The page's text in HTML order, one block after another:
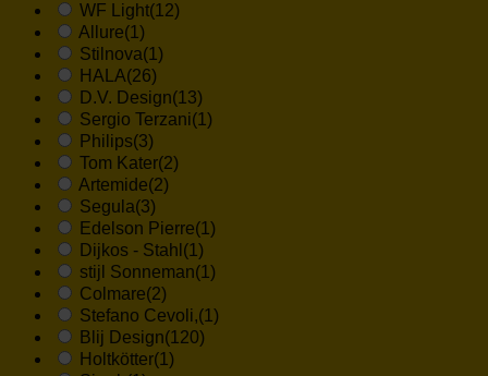
WF Light(12)
Allure(1)
Stilnova(1)
HALA(26)
D.V. Design(13)
Sergio Terzani(1)
Philips(3)
Tom Kater(2)
Artemide(2)
Segula(3)
Edelson Pierre(1)
Dijkos - Stahl (1)
stijl Sonneman(1)
Colmare(2)
Stefano Cevoli,(1)
Blij Design(120)
Holtkötter(1)